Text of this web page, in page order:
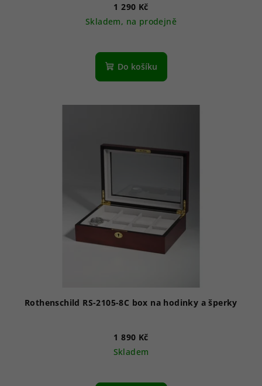
1 290 Kč
Skladem, na prodejně
Do košíku
Rothenschild RS-2105-8C box na hodinky a šperky
1 890 Kč
Skladem